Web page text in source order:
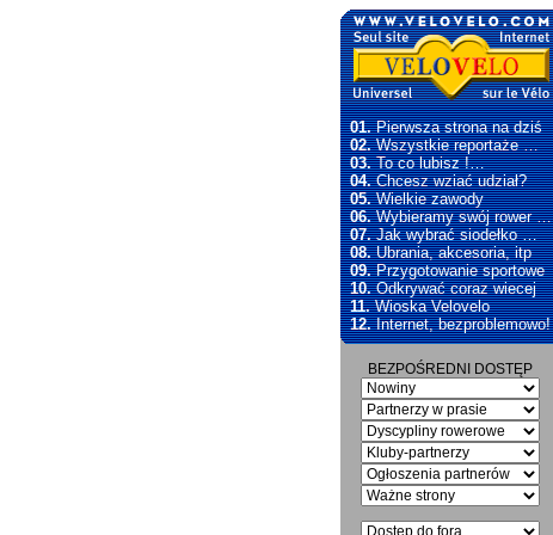
01.Pierwsza strona na dziś
02.Wszystkie reportaże …
03.To co lubisz !…
04.Chcesz wziać udział?
05.Wielkie zawody
06.Wybieramy swój rower …
07.Jak wybrać siodełko …
08.Ubrania, akcesoria, itp
09.Przygotowanie sportowe
10.Odkrywać coraz wiecej
11.Wioska Velovelo
12.Internet, bezproblemowo!
BEZPOŚREDNI DOSTĘP